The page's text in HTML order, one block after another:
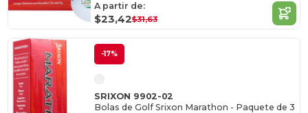
A partir de:
$23,42$31,63
-17%
SRIXON 9902-02
Bolas de Golf Srixon Marathon - Paquete de 3